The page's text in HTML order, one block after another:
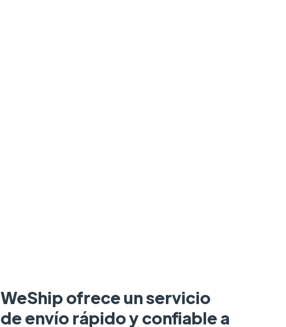
WeShip ofrece un servicio
de envío rápido y confiable a